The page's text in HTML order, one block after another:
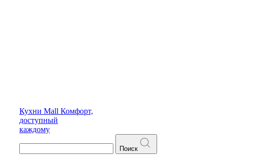
Кухни Mall Комфорт,
доступный
каждому
Поиск